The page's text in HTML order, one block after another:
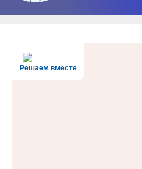
Решаем вместе